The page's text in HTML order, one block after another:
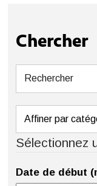
Chercher
Sélectionnez
Date de début